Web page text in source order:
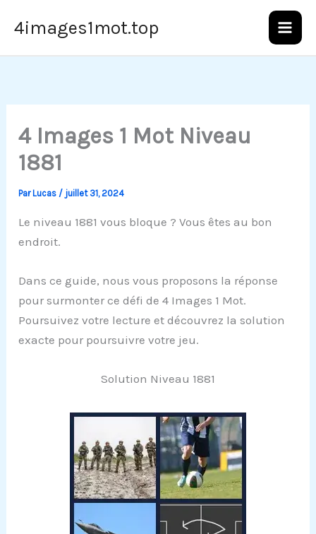
4images1mot.top
4 Images 1 Mot Niveau
1881
ParLucas / juillet 31, 2024
Le niveau 1881 vous bloque ? Vous êtes au bon
endroit.
Dans ce guide, nous vous proposons la réponse
pour surmonter ce défi de 4 Images 1 Mot.
Poursuivez votre lecture et découvrez la solution
exacte pour poursuivre votre jeu.
Solution Niveau 1881